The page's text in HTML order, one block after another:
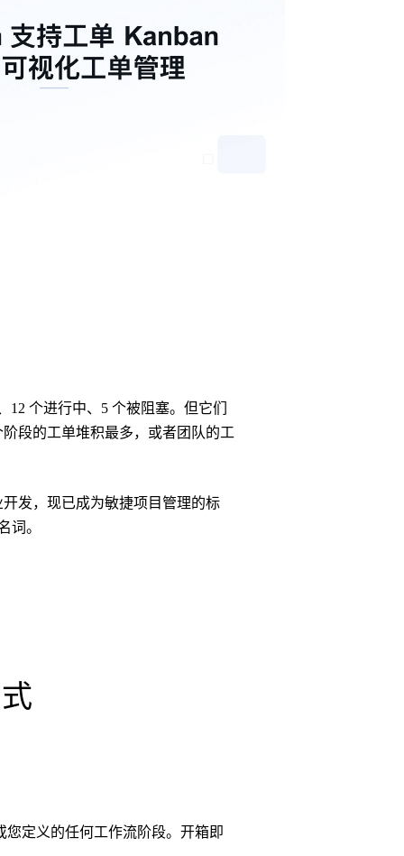
个进行中、5 个被阻塞。但它们
段的工单堆积最多，或者团队的工
发，现已成为敏捷项目管理的标
词。
您定义的任何工作流阶段。开箱即